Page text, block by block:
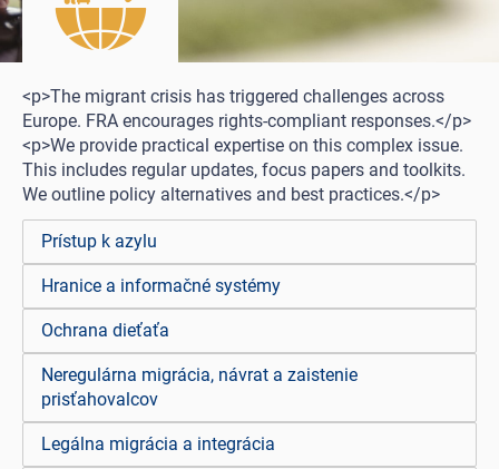
<p>The migrant crisis has triggered challenges across
Europe. FRA encourages rights-compliant responses.</p>
<p>We provide practical expertise on this complex issue.
This includes regular updates, focus papers and toolkits.
We outline policy alternatives and best practices.</p>
Prístup k azylu
Hranice a informačné systémy
Ochrana dieťaťa
Neregulárna migrácia, návrat a zaistenie
prisťahovalcov
Legálna migrácia a integrácia